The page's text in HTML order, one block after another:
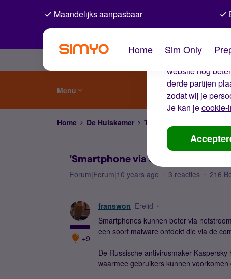
De
Wij gebruiken
website nog
derde partijen
zodat wij je
Je kan jecookie-
Maandelijks aanpasbaar
Home Sim Only
Menu
Home De Huiskamer Telecom weetjes en
'Smartphone via computer
Forum|Forum|10 years ago 3 reacties 216
+9
franswon Erelid
Smartphones kunnen beter via
een soort malware ontdekt die via de
De Russische antivirusmaker
waarmee gebruikers kunnen